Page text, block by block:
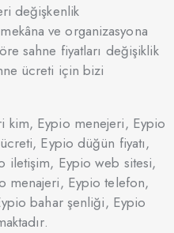
değişkenlik
ve organizasyona
sahne fiyatları değişiklik
ücreti için bizi
kim, Eypio menejeri, Eypio
Eypio düğün fiyatı,
iletişim, Eypio web sitesi,
menajeri, Eypio telefon,
bahar şenliği, Eypio